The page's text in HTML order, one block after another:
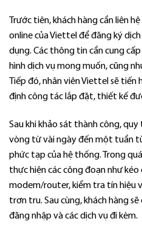
Trước tiên, khách hàng cần liên
online của Viettel để đăng ký
dụng. Các thông tin cần cung
hình dịch vụ mong muốn, cũng
Tiếp đó, nhân viên Viettel sẽ
định công tác lắp đặt, thiết kế
Sau khi khảo sát thành công,
vòng từ vài ngày đến một tuần
phức tạp của hệ thống. Trong
thực hiện các công đoạn như
modem/router, kiểm tra tín hiệu
trơn tru. Sau cùng, khách hàng
đăng nhập và các dịch vụ đi kèm.